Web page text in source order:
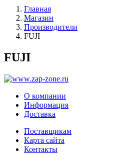
Главная
Магазин
Производители
FUJI
FUJI
О компании
Информация
Доставка
Поставщикам
Карта сайта
Контакты